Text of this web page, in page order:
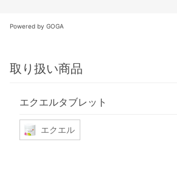
Powered by GOGA
取り扱い商品
エクエルタブレット
エクエル